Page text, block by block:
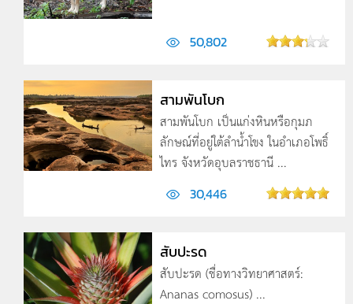
50,802
สามพันโบก
สามพันโบก เป็นแก่งหินหรือกุมภ
ลักษณ์ที่อยู่ใต้ลำน้ำโขง ในอำเภอโพธิ์
ไทร จังหวัดอุบลราชธานี ...
30,446
สับปะรด
สับปะรด (ชื่อทางวิทยาศาสตร์:
Ananas comosus) ...